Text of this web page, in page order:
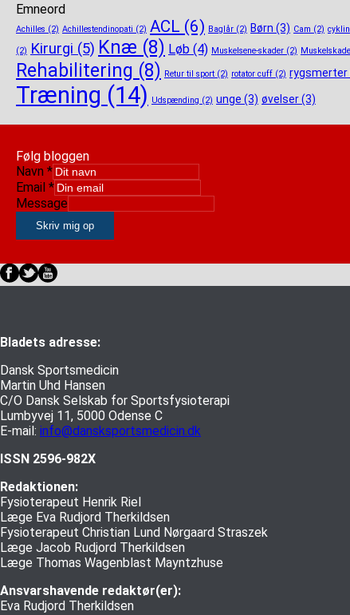
Emneord
Achilles (2) Achillestendinopati (2) ACL (6) Baglår (2) Børn (3) Cam (2)
(2) Kirurgi (5) Knæ (8) Løb (4) Muskelsene-skader (2) Muskelskade
Rehabilitering (8) Retur til sport (2) rotator cuff (2) rygsmerter
Træning (14) Udspænding (2) unge (3) øvelser(3)
Følg bloggen
Navn *
Email *
Message
Skriv mig op
Bladets adresse:
Dansk Sportsmedicin
Martin Uhd Hansen
C/O Dansk Selskab for Sportsfysioterapi
Lumbyvej 11, 5000 Odense C
E-mail: info@dansksportsmedicin.dk
ISSN 2596-982X
Redaktionen:
Fysioterapeut Henrik Riel
Læge Eva Rudjord Therkildsen
Fysioterapeut Christian Lund Nørgaard Straszek
Læge Jacob Rudjord Therkildsen
Læge Thomas Wagenblast Mayntzhuse
Ansvarshavende redaktør(er):
Eva Rudjord Therkildsen